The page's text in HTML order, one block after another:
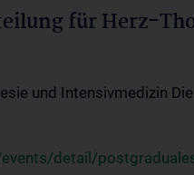
für Herz-
und Intensivmedizin
detail/